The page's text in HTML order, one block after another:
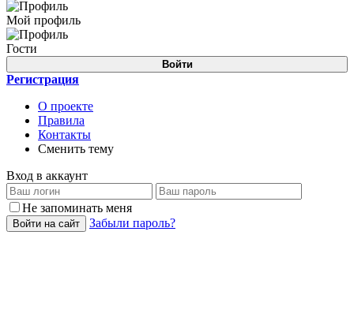
Мой профиль
Гости
Войти
Регистрация
О проекте
Правила
Контакты
Сменить тему
Вход в аккаунт
Не запоминать меня
Войти на сайт Забыли пароль?